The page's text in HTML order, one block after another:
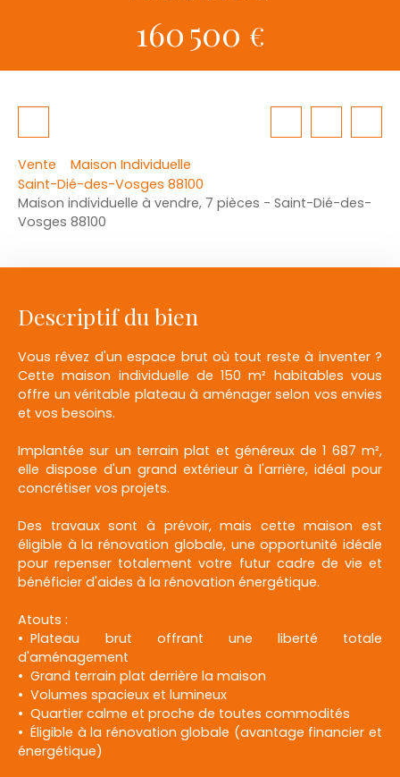
160 500 €
Vente
Maison Individuelle
Saint-Dié-des-Vosges 88100
Maison individuelle à vendre, 7 pièces - Saint-Dié-des-
Vosges 88100
Descriptif du bien
Vous rêvez d'un espace brut où tout reste à inventer ?
Cette maison individuelle de 150 m² habitables vous
offre un véritable plateau à aménager selon vos envies
et vos besoins.
Implantée sur un terrain plat et généreux de 1 687 m²,
elle dispose d'un grand extérieur à l'arrière, idéal pour
concrétiser vos projets.
Des travaux sont à prévoir, mais cette maison est
éligible à la rénovation globale, une opportunité idéale
pour repenser totalement votre futur cadre de vie et
bénéficier d'aides à la rénovation énergétique.
Atouts :
Plateau brut offrant une liberté totale
d'aménagement
Grand terrain plat derrière la maison
Volumes spacieux et lumineux
Quartier calme et proche de toutes commodités
Éligible à la rénovation globale (avantage financier et
énergétique)